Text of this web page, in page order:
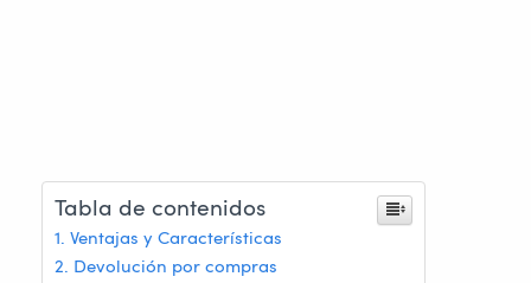
Tabla de contenidos
Ventajas y Características
Devolución por compras